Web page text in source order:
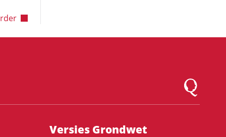
pagina
Logo
Versies Grondwet